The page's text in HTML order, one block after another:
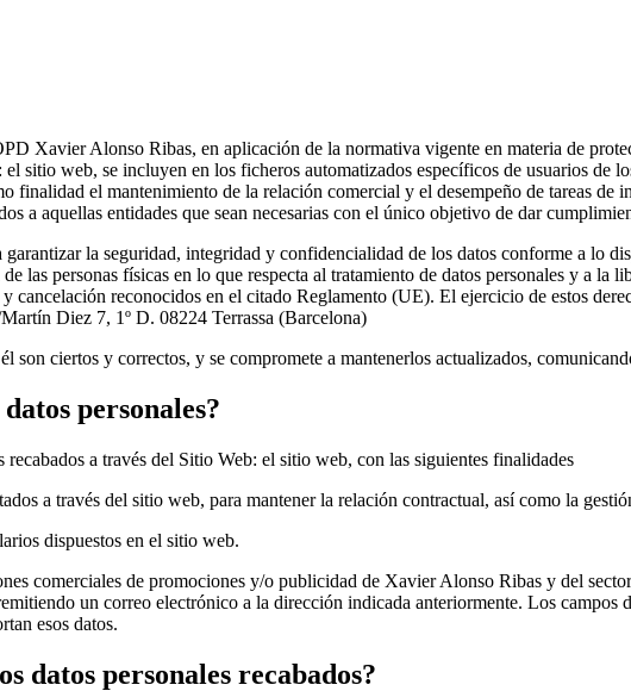
Xavier Alonso Ribas, en aplicación de la normativa vigente en materia de
sitio web, se incluyen en los ficheros automatizados específicos de usuarios
finalidad el mantenimiento de la relación comercial y el desempeño de tareas
a aquellas entidades que sean necesarias con el único objetivo de dar
la seguridad, integridad y confidencialidad de los datos conforme a lo
las personas físicas en lo que respecta al tratamiento de datos personales y a
cancelación reconocidos en el citado Reglamento (UE). El ejercicio de estos
Diez 7, 1º D. 08224 Terrassa (Barcelona)
son ciertos y correctos, y se compromete a mantenerlos actualizados,
personales?
a través del Sitio Web: el sitio web, con las siguientes finalidades
a través del sitio web, para mantener la relación contractual, así como la
dispuestos en el sitio web.
comerciales de promociones y/o publicidad de Xavier Alonso Ribas y del
un correo electrónico a la dirección indicada anteriormente. Los
esos datos.
datos personales recabados?